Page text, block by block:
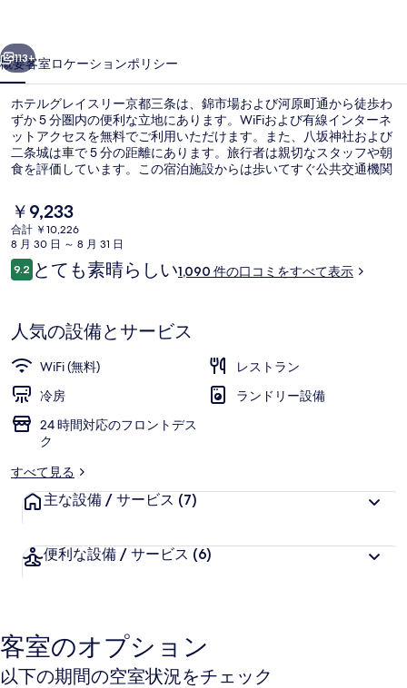
リ
ー
京
都
三
条
の
写
真
ギ
ャ
ラ
リ
ー
113+
概要客室ロケーションポリシー
ホテルグレイスリー京都三条は、錦市場および河原町通から徒歩わ
ずか 5 分圏内の便利な立地にあります。WiFiおよび有線インターネ
ットアクセスを無料でご利用いただけます。また、八坂神社および
二条城は車で 5 分の距離にあります。旅行者は親切なスタッフや朝
食を評価しています。この宿泊施設からは歩いてすぐ公共交通機関
9 分です。
現
在
の
料
金
で
す
￥9,233
合計 ￥10,226
8 月 30 日 ～ 8 月 31 日
口
コ
9.210段階中9.2
とても素晴らしい1,090 件の口コミをすべて表示
人気の設備とサービス
WiFi (無料)
レストラン
冷房
ランドリー設備
24 時間対応のフロントデス
ク
すべて見る
主な設備 / サービス (7)
便利な設備 / サービス (6)
客室のオプション
以下の期間の空室状況をチェック